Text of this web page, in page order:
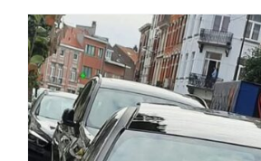
€ 75,00